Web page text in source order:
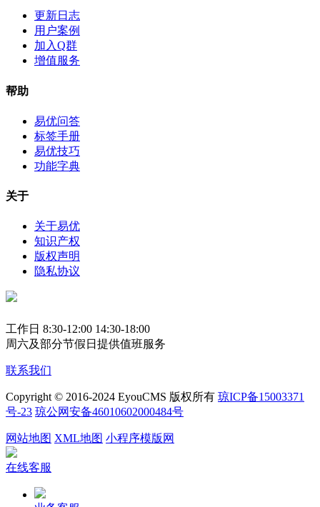
更新日志
用户案例
加入Q群
增值服务
帮助
易优问答
标签手册
易优技巧
功能字典
关于
关于易优
知识产权
版权声明
隐私协议
工作日 8:30-12:00 14:30-18:00
周六及部分节假日提供值班服务
联系我们
Copyright © 2016-2024 EyouCMS 版权所有 琼ICP备15003371
号-23 琼公网安备46010602000484号
网站地图 XML地图 小程序模版网
在线客服